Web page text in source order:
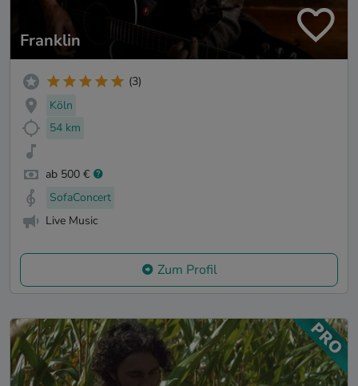
Franklin
(3)
Köln
54 km
ab 500 €
SofaConcert
Live Music
Zum Profil